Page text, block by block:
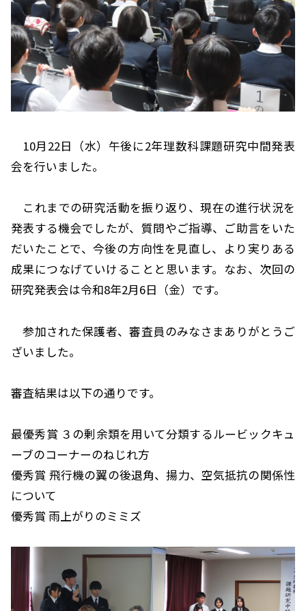
10月22日（水）午後に2年理数科課題研究中間発表
会を行いました。
これまでの研究活動を振り返り、現在の進行状況を
発表する機会でしたが、質問やご指導、ご助言をいた
だいたことで、今後の方向性を見直し、より実りある
成果につなげていけることと思います。なお、次回の
研究発表会は令和8年2月6日（金）です。
参加された保護者、審査員のみなさまありがとうご
ざいました。
審査結果は以下の通りです。
最優秀賞 ３の剰余類を用いて分類するルービックキュ
ーブのコーナーのねじれ方
優秀賞 飛行機の翼の後退角、揚力、空気抵抗の関係性
について
優秀賞 雨上がりのミミズ